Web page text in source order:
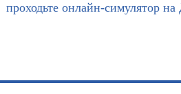
проходьте онлайн-симулятор на